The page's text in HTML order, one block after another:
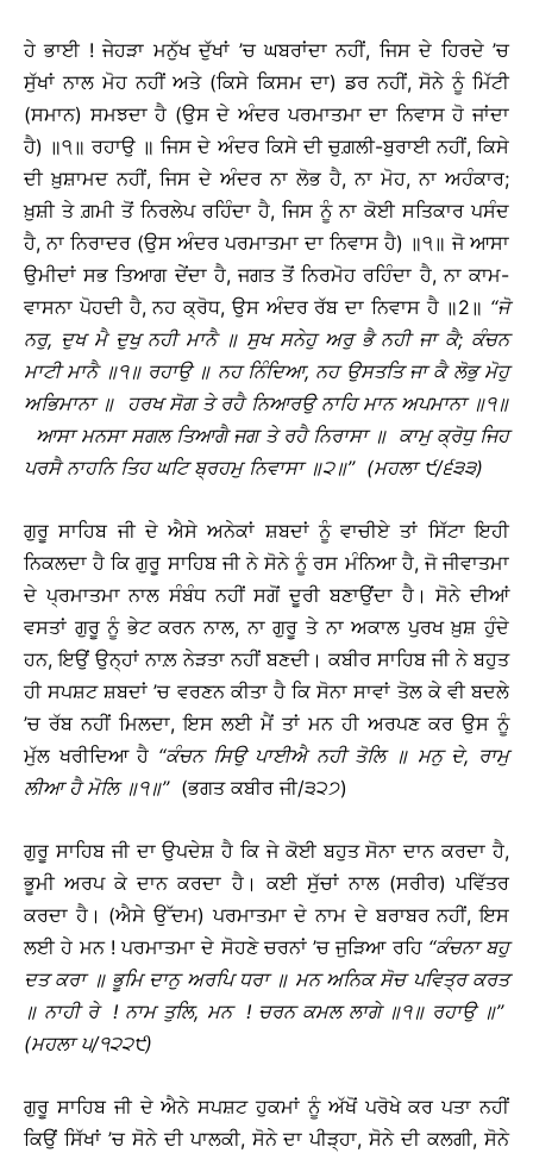
ਹੇ ਭਾਈ ! ਜੇਹੜਾ ਮਨੁੱਖ ਦੁੱਖਾਂ ’ਚ ਘਬਰਾਂਦਾ ਨਹੀਂ, ਜਿਸ ਦੇ ਹਿਰਦੇ ’ਚ
ਸੁੱਖਾਂ ਨਾਲ ਮੋਹ ਨਹੀਂ ਅਤੇ (ਕਿਸੇ ਕਿਸਮ ਦਾ) ਡਰ ਨਹੀਂ, ਸੋਨੇ ਨੂੰ ਮਿੱਟੀ
(ਸਮਾਨ) ਸਮਝਦਾ ਹੈ (ਉਸ ਦੇ ਅੰਦਰ ਪਰਮਾਤਮਾ ਦਾ ਨਿਵਾਸ ਹੋ ਜਾਂਦਾ
ਹੈ) ॥੧॥ ਰਹਾਉ ॥ ਜਿਸ ਦੇ ਅੰਦਰ ਕਿਸੇ ਦੀ ਚੁਗ਼ਲੀ-ਬੁਰਾਈ ਨਹੀਂ, ਕਿਸੇ
ਦੀ ਖ਼ੁਸ਼ਾਮਦ ਨਹੀਂ, ਜਿਸ ਦੇ ਅੰਦਰ ਨਾ ਲੋਭ ਹੈ, ਨਾ ਮੋਹ, ਨਾ ਅਹੰਕਾਰ;
ਖ਼ੁਸ਼ੀ ਤੇ ਗ਼ਮੀ ਤੋਂ ਨਿਰਲੇਪ ਰਹਿੰਦਾ ਹੈ, ਜਿਸ ਨੂੰ ਨਾ ਕੋਈ ਸਤਿਕਾਰ ਪਸੰਦ
ਹੈ, ਨਾ ਨਿਰਾਦਰ (ਉਸ ਅੰਦਰ ਪਰਮਾਤਮਾ ਦਾ ਨਿਵਾਸ ਹੈ) ॥੧॥ ਜੋ ਆਸਾ
ਉਮੀਦਾਂ ਸਭ ਤਿਆਗ ਦੇਂਦਾ ਹੈ, ਜਗਤ ਤੋਂ ਨਿਰਮੋਹ ਰਹਿੰਦਾ ਹੈ, ਨਾ ਕਾਮ-
ਵਾਸਨਾ ਪੋਹਦੀ ਹੈ, ਨਹ ਕ੍ਰੋਧ, ਉਸ ਅੰਦਰ ਰੱਬ ਦਾ ਨਿਵਾਸ ਹੈ ॥2॥ ‘‘ਜੋ
ਨਰੁ, ਦੁਖ ਮੈ ਦੁਖੁ ਨਹੀ ਮਾਨੈ ॥ ਸੁਖ ਸਨੇਹੁ ਅਰੁ ਭੈ ਨਹੀ ਜਾ ਕੈ; ਕੰਚਨ
ਮਾਟੀ ਮਾਨੈ ॥੧॥ ਰਹਾਉ ॥ ਨਹ ਨਿੰਦਿਆ, ਨਹ ਉਸਤਤਿ ਜਾ ਕੈ ਲੋਭੁ ਮੋਹੁ
ਅਭਿਮਾਨਾ ॥ ਹਰਖ ਸੋਗ ਤੇ ਰਹੈ ਨਿਆਰਉ ਨਾਹਿ ਮਾਨ ਅਪਮਾਨਾ ॥੧॥
ਆਸਾ ਮਨਸਾ ਸਗਲ ਤਿਆਗੈ ਜਗ ਤੇ ਰਹੈ ਨਿਰਾਸਾ ॥ ਕਾਮੁ ਕ੍ਰੋਧੁ ਜਿਹ
ਪਰਸੈ ਨਾਹਨਿ ਤਿਹ ਘਟਿ ਬ੍ਰਹਮੁ ਨਿਵਾਸਾ ॥੨॥’’ (ਮਹਲਾ ੯/੬੩੩)
ਗੁਰੂ ਸਾਹਿਬ ਜੀ ਦੇ ਐਸੇ ਅਨੇਕਾਂ ਸ਼ਬਦਾਂ ਨੂੰ ਵਾਚੀਏ ਤਾਂ ਸਿੱਟਾ ਇਹੀ
ਨਿਕਲਦਾ ਹੈ ਕਿ ਗੁਰੂ ਸਾਹਿਬ ਜੀ ਨੇ ਸੋਨੇ ਨੂੰ ਰਸ ਮੰਨਿਆ ਹੈ, ਜੋ ਜੀਵਾਤਮਾ
ਦੇ ਪ੍ਰਮਾਤਮਾ ਨਾਲ ਸੰਬੰਧ ਨਹੀਂ ਸਗੋਂ ਦੂਰੀ ਬਣਾਉਂਦਾ ਹੈ। ਸੋਨੇ ਦੀਆਂ
ਵਸਤਾਂ ਗੁਰੂ ਨੂੰ ਭੇਟ ਕਰਨ ਨਾਲ, ਨਾ ਗੁਰੂ ਤੇ ਨਾ ਅਕਾਲ ਪੁਰਖ ਖ਼ੁਸ਼ ਹੁੰਦੇ
ਹਨ, ਇਉਂ ਉਨ੍ਹਾਂ ਨਾਲ਼ ਨੇੜਤਾ ਨਹੀਂ ਬਣਦੀ। ਕਬੀਰ ਸਾਹਿਬ ਜੀ ਨੇ ਬਹੁਤ
ਹੀ ਸਪਸ਼ਟ ਸ਼ਬਦਾਂ ’ਚ ਵਰਣਨ ਕੀਤਾ ਹੈ ਕਿ ਸੋਨਾ ਸਾਵਾਂ ਤੋਲ ਕੇ ਵੀ ਬਦਲੇ
’ਚ ਰੱਬ ਨਹੀਂ ਮਿਲਦਾ, ਇਸ ਲਈ ਮੈਂ ਤਾਂ ਮਨ ਹੀ ਅਰਪਣ ਕਰ ਉਸ ਨੂੰ
ਮੁੱਲ ਖਰੀਦਿਆ ਹੈ ‘‘ਕੰਚਨ ਸਿਉ ਪਾਈਐ ਨਹੀ ਤੋਲਿ ॥ ਮਨੁ ਦੇ, ਰਾਮੁ
ਲੀਆ ਹੈ ਮੋਲਿ ॥੧॥’’ (ਭਗਤ ਕਬੀਰ ਜੀ/੩੨੭)
ਗੁਰੂ ਸਾਹਿਬ ਜੀ ਦਾ ਉਪਦੇਸ਼ ਹੈ ਕਿ ਜੇ ਕੋਈ ਬਹੁਤ ਸੋਨਾ ਦਾਨ ਕਰਦਾ ਹੈ,
ਭੂਮੀ ਅਰਪ ਕੇ ਦਾਨ ਕਰਦਾ ਹੈ। ਕਈ ਸੁੱਚਾਂ ਨਾਲ (ਸਰੀਰ) ਪਵਿੱਤਰ
ਕਰਦਾ ਹੈ। (ਐਸੇ ਉੱਦਮ) ਪਰਮਾਤਮਾ ਦੇ ਨਾਮ ਦੇ ਬਰਾਬਰ ਨਹੀਂ, ਇਸ
ਲਈ ਹੇ ਮਨ ! ਪਰਮਾਤਮਾ ਦੇ ਸੋਹਣੇ ਚਰਨਾਂ ’ਚ ਜੁੜਿਆ ਰਹਿ ‘‘ਕੰਚਨਾ ਬਹੁ
ਦਤ ਕਰਾ ॥ ਭੂਮਿ ਦਾਨੁ ਅਰਪਿ ਧਰਾ ॥ ਮਨ ਅਨਿਕ ਸੋਚ ਪਵਿਤ੍ਰ ਕਰਤ
॥ ਨਾਹੀ ਰੇ ! ਨਾਮ ਤੁਲਿ, ਮਨ ! ਚਰਨ ਕਮਲ ਲਾਗੇ ॥੧॥ ਰਹਾਉ ॥’’
(ਮਹਲਾ ੫/੧੨੨੯)
ਗੁਰੂ ਸਾਹਿਬ ਜੀ ਦੇ ਐਨੇ ਸਪਸ਼ਟ ਹੁਕਮਾਂ ਨੂੰ ਅੱਖੋਂ ਪਰੋਖੇ ਕਰ ਪਤਾ ਨਹੀਂ
ਕਿਉਂ ਸਿੱਖਾਂ ’ਚ ਸੋਨੇ ਦੀ ਪਾਲਕੀ, ਸੋਨੇ ਦਾ ਪੀੜ੍ਹਾ, ਸੋਨੇ ਦੀ ਕਲਗੀ, ਸੋਨੇ